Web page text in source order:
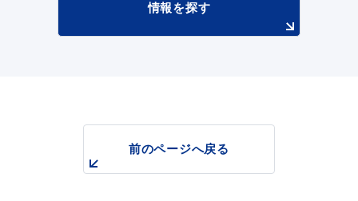
情報を探す
前のページへ戻る